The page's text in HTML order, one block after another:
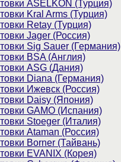
ASELKON (Турция)
Kral Arms (Турция)
Retay (Турция)
Jager (Россия)
Sig Sauer (Германия)
BSA (Англия)
ASG (Дания)
Diana (Германия)
Ижевск (Россия)
Daisy (Япония)
GAMO (Испания)
Stoeger (Италия)
Ataman (Россия)
Borner (Тайвань)
EVANIX (Корея)